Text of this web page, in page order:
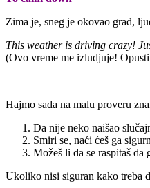
Zima je, sneg je okovao grad,
This weather is driving crazy!
(Ovo vreme me izludjuje! Opusti
Hajmo sada na malu proveru
Da nije neko naišao
Smiri se, naći ćeš ga
Možeš li da se raspitaš da
Ukoliko nisi siguran kako treba